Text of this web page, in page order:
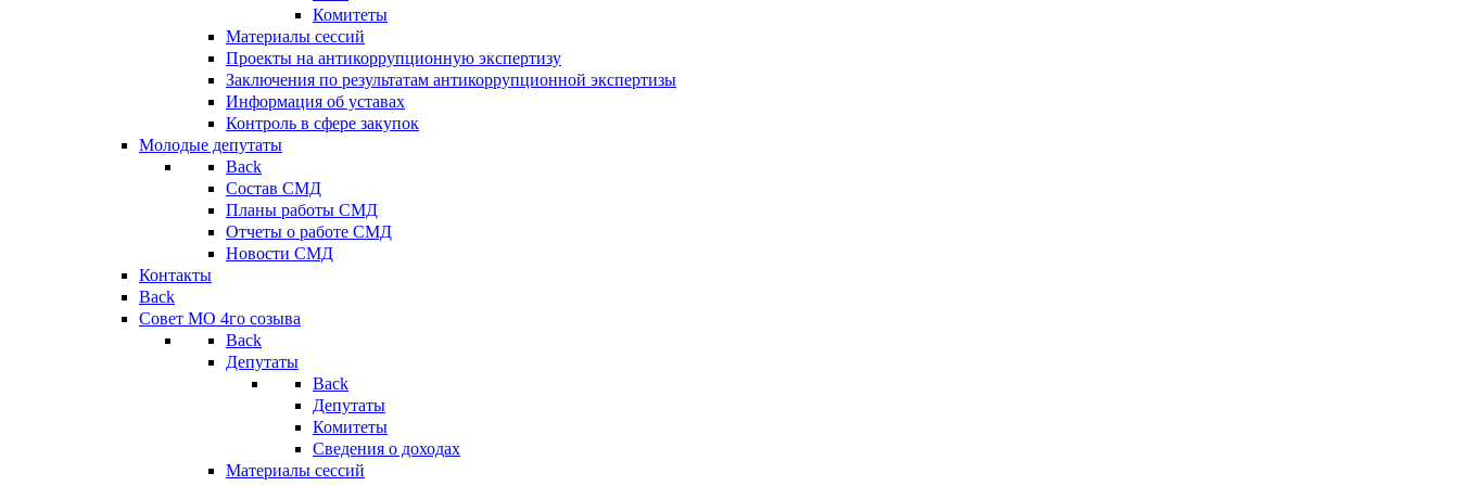
Комитеты
Материалы сессий
Проекты на антикоррупционную экспертизу
Заключения по результатам антикоррупционной экспертизы
Информация об уставах
Контроль в сфере закупок
Молодые депутаты
Back
Состав СМД
Планы работы СМД
Отчеты о работе СМД
Новости СМД
Контакты
Back
Совет МО 4го созыва
Back
Депутаты
Back
Депутаты
Комитеты
Сведения о доходах
Материалы сессий